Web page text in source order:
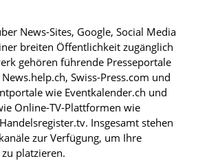
News-Sites, Google, Social Media
breiten Öffentlichkeit zugänglich
gehören führende Presseportale
Swiss-Press.com und
wie Eventkalender.ch und
Online-TV-Plattformen wie
Insgesamt stehen
zur Verfügung, um Ihre
platzieren.